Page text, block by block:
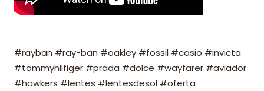
#rayban #ray-ban #oakley #fossil #casio #invicta
#tommyhilfiger #prada #dolce #wayfarer #aviador
#hawkers #lentes #lentesdesol #oferta